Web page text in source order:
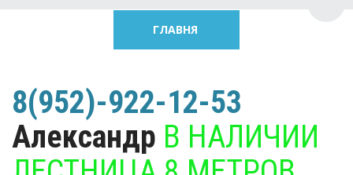
ГЛАВНЯ
8(952)-922-12-53
Александр В НАЛИЧИИ